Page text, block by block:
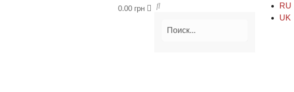
0.00 грн
RU
UK